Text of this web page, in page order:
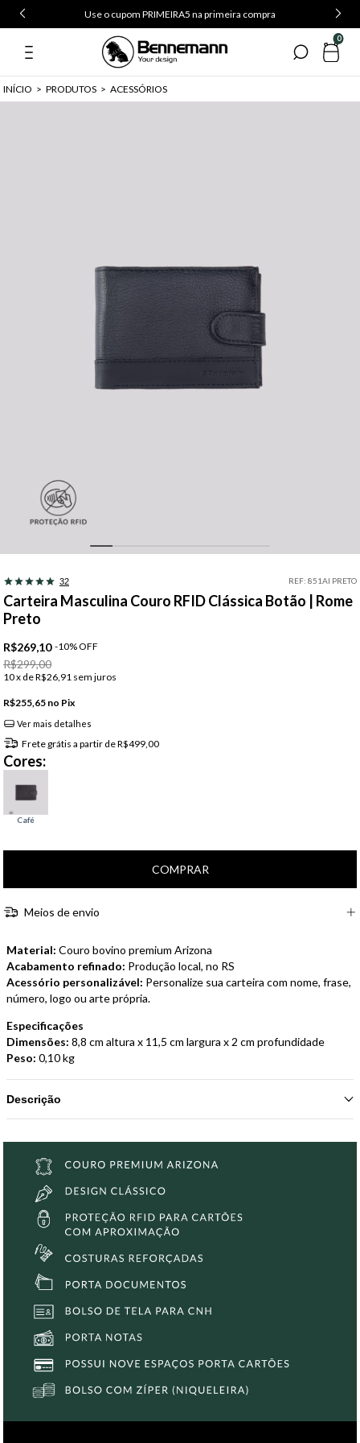
Use o cupom PRIMEIRA5 na primeira compra
0
INÍCIO > PRODUTOS > ACESSÓRIOS
32 REF: 851AI PRETO
Carteira Masculina Couro RFID Clássica Botão | Rome
Preto
R$269,10 -10%OFF
R$299,00
10x deR$26,91 sem juros
R$255,65 Pix
Ver mais detalhes
Frete grátis a partir deR$499,00
Cores:
Meios de envio
Material: Couro bovino premium Arizona
Acabamento refinado: Produção local, no RS
Acessório personalizável: Personalize sua carteira com nome, frase,
número, logo ou arte própria.
Especificações
Dimensões: 8,8 cm altura x 11,5 cm largura x 2 cm profundidade
Peso: 0,10 kg
Descrição